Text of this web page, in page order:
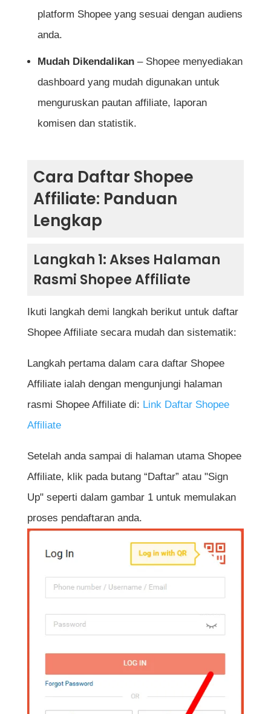
Adakah saya boleh menggunakan lebih
daripada satu platform media sosial untuk
Adakah Shopee Affiliate terbuka kepada
semua pengguna Shopee?
Apakah kesilapan yang sering berlaku
Rujukan
platform Shopee yang sesuai dengan audiens
anda.
Mudah Dikendalikan– Shopee menyediakan
dashboard yang mudah digunakan untuk
menguruskan pautan affiliate, laporan
komisen dan statistik.
Cara Daftar Shopee
Affiliate: Panduan
Lengkap
Langkah 1: Akses Halaman
Rasmi Shopee Affiliate
Ikuti langkah demi langkah berikut untuk daftar
Shopee Affiliate secara mudah dan sistematik:
Langkah pertama dalam cara daftar Shopee
Affiliate ialah dengan mengunjungi halaman
rasmi Shopee Affiliate di: Link Daftar Shopee
Affiliate
Setelah anda sampai di halaman utama Shopee
Affiliate, klik pada butang “Daftar” atau "Sign
Up" seperti dalam gambar 1 untuk memulakan
proses pendaftaran anda.